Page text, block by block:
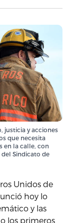
justicia y acciones
que necesita
en la calle, con
Sindicato de
Unidos de
hoy lo
y las
los primeros